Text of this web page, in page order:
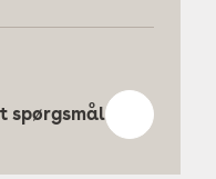
spørgsmål